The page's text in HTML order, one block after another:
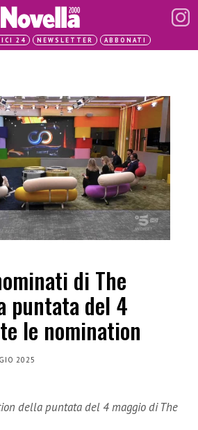
24 NEWSLETTER ABBONATI
di The
puntata del 4
le nomination
2025
della puntata del 4 maggio di The